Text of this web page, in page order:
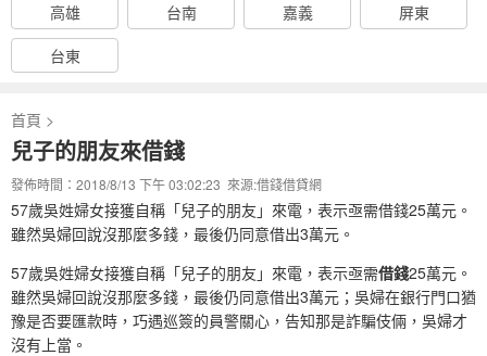
高雄
台南 嘉義
屏東
台東
首頁 >
兒子的朋友來借錢
發佈時間：2018/8/13 下午 03:02:23 來源:借錢借貸網
57歲吳姓婦女接獲自稱「兒子的朋友」來電，表示亟需借錢25萬元。
雖然吳婦回說沒那麼多錢，最後仍同意借出3萬元。
57歲吳姓婦女接獲自稱「兒子的朋友」來電，表示亟需借錢25萬元。
雖然吳婦回說沒那麼多錢，最後仍同意借出3萬元；吳婦在銀行門口猶
豫是否要匯款時，巧遇巡簽的員警關心，告知那是詐騙伎倆，吳婦才
沒有上當。